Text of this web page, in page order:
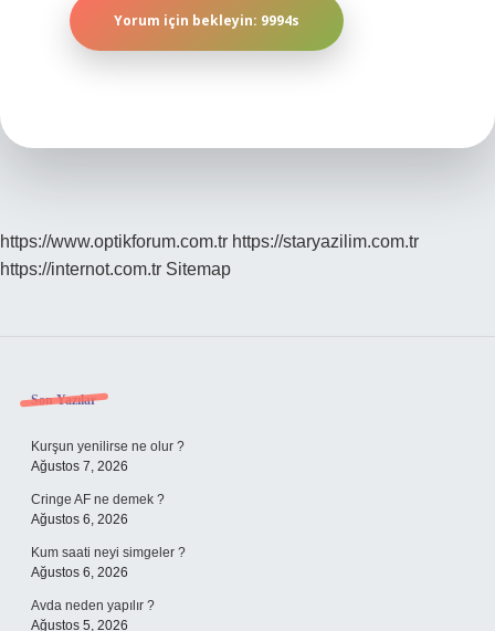
https://www.optikforum.com.tr https://staryazilim.com.tr
https://internot.com.tr Sitemap
Sidebar
Son Yazılar
Kurşun yenilirse ne olur ?
Ağustos 7, 2026
Cringe AF ne demek ?
Ağustos 6, 2026
Kum saati neyi simgeler ?
Ağustos 6, 2026
Avda neden yapılır ?
Ağustos 5, 2026